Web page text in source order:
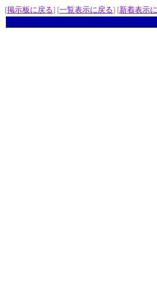
[掲示板に戻る] [一覧表示に戻る] [新着表示